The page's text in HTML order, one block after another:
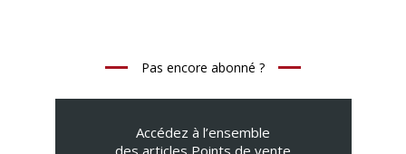
Pas encore abonné ?
Accédez à l’ensemble